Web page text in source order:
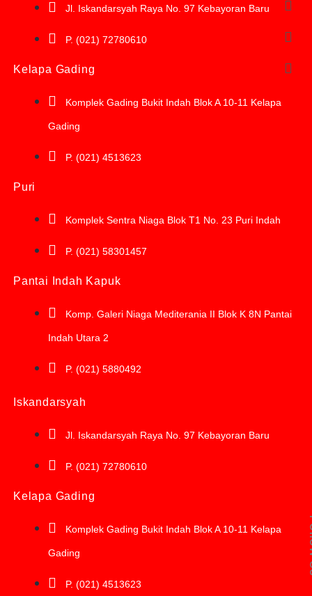
Jl. Iskandarsyah Raya No. 97 Kebayoran Baru
P. (021) 72780610
Kelapa Gading
Komplek Gading Bukit Indah Blok A 10-11 Kelapa
Gading
P. (021) 4513623
Puri
Komplek Sentra Niaga Blok T1 No. 23 Puri Indah
P. (021) 58301457
Pantai Indah Kapuk
Komp. Galeri Niaga Mediterania II Blok K 8N Pantai
Indah Utara 2
P. (021) 5880492
Iskandarsyah
Jl. Iskandarsyah Raya No. 97 Kebayoran Baru
P. (021) 72780610
Kelapa Gading
Komplek Gading Bukit Indah Blok A 10-11 Kelapa
Gading
P. (021) 4513623